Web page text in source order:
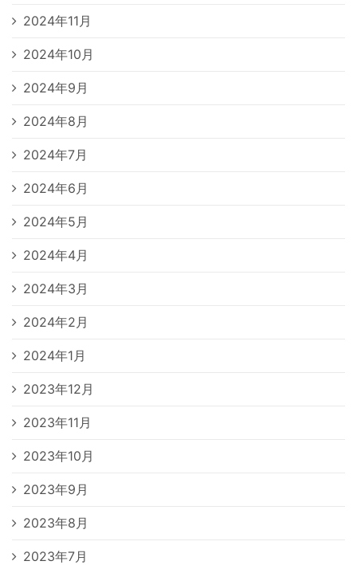
2024年11月
2024年10月
2024年9月
2024年8月
2024年7月
2024年6月
2024年5月
2024年4月
2024年3月
2024年2月
2024年1月
2023年12月
2023年11月
2023年10月
2023年9月
2023年8月
2023年7月